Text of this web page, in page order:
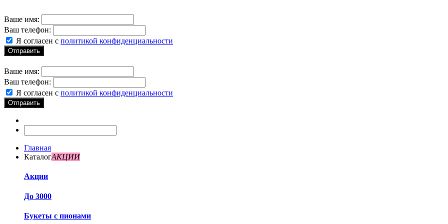
Ваше имя:
Ваш телефон:
Я согласен с политикой конфиденциальности
Отправить
Ваше имя:
Ваш телефон:
Я согласен с политикой конфиденциальности
Отправить
Главная
КаталогАКЦИИ
Акции
До 3000
Букеты с пионами